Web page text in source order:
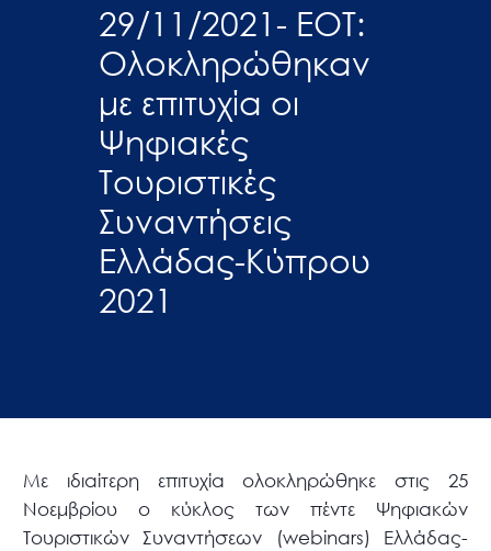
29/11/2021- ΕΟΤ:
Ολοκληρώθηκαν
με επιτυχία οι
Ψηφιακές
Τουριστικές
Συναντήσεις
Ελλάδας-Κύπρου
2021
Με ιδιαίτερη επιτυχία ολοκληρώθηκε στις 25
Νοεμβρίου ο κύκλος των πέντε Ψηφιακών
Τουριστικών Συναντήσεων (webinars) Ελλάδας-